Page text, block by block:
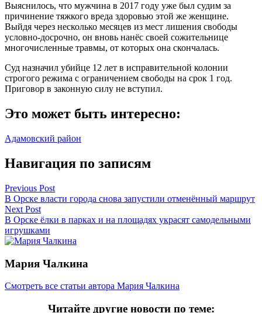
Выяснилось, что мужчина в 2017 году уже был судим за
причинение тяжкого вреда здоровью этой же женщине.
Выйдя через несколько месяцев из мест лишения свободы
условно-досрочно, он вновь нанёс своей сожительнице
многочисленные травмы, от которых она скончалась.
Суд назначил убийце 12 лет в исправительной колонии
строгого режима с ограничением свободы на срок 1 год.
Приговор в законную силу не вступил.
Это может быть интересно:
Адамовский район
Навигация по записям
Previous Post
В Орске власти города снова запустили отменённый маршрут
Next Post
В Орске ёлки в парках и на площадях украсят самодельными
игрушками
Мария Чалкина
Смотреть все статьи автора Мария Чалкина
Читайте другие новости по теме: